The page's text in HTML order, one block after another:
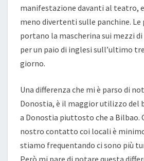
manifestazione davanti al teatro,
meno divertenti sulle panchine. Le
portano la mascherina sui mezzi
per un paio di inglesi sull’ultimo
giorno.
Una differenza che mi è parso di
Donostia, è il maggior utilizzo del
a Donostia piuttosto che a Bilbao.
nostro contatto coi locali è
stiamo frequentando ci sono più